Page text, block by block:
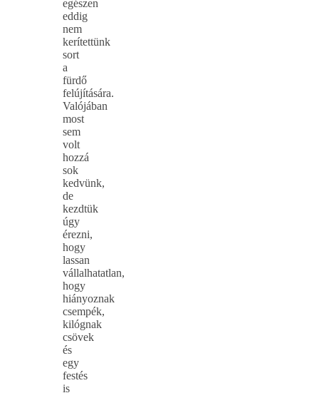
egészen
eddig
nem
kerítettünk
sort
a
fürdő
felújítására.
Valójában
most
sem
volt
hozzá
sok
kedvünk,
de
kezdtük
úgy
érezni,
hogy
lassan
vállalhatatlan,
hogy
hiányoznak
csempék,
kilógnak
csövek
és
egy
festés
is